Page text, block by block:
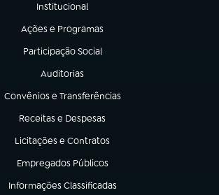
Institucional
(abre em nova aba)
Ações e Programas
(abre em nova aba)
Participação Social
(abre em nova aba)
Auditorias
(abre em nova aba)
Convênios e Transferências
(abre em nova aba)
Receitas e Despesas
(abre em nova aba)
Licitações e Contratos
(abre em nova aba)
Empregados Públicos
(abre em nova aba)
Informações Classificadas
(abre em nova aba)